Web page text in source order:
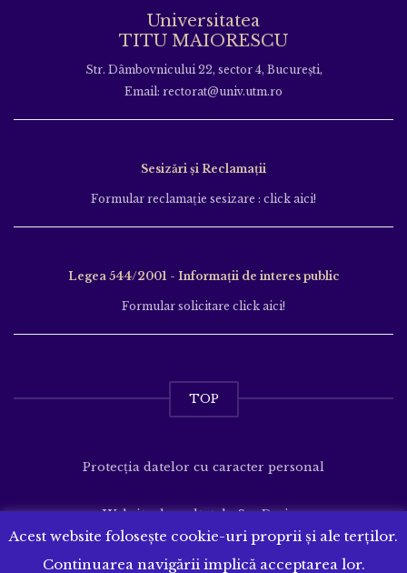
Universitatea
TITU MAIORESCU
Str. Dâmbovnicului 22, sector 4, București,
Email: rectorat@univ.utm.ro
Sesizări și Reclamații
Formular reclamație sesizare : click aici!
Legea 544/2001 - Informații de interes public
Formular solicitare click aici!
TOP
Protecția datelor cu caracter personal
Website dezvoltat deSenDesign
Acest website folosește cookie-uri proprii și ale terților.
Continuarea navigării implică acceptarea lor.